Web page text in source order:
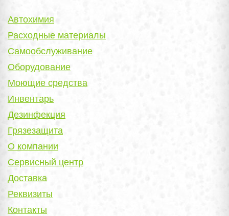
Автохимия
Расходные материалы
Самообслуживание
Оборудование
Моющие средства
Инвентарь
Дезинфекция
Грязезащита
О компании
Сервисный центр
Доставка
Реквизиты
Контакты